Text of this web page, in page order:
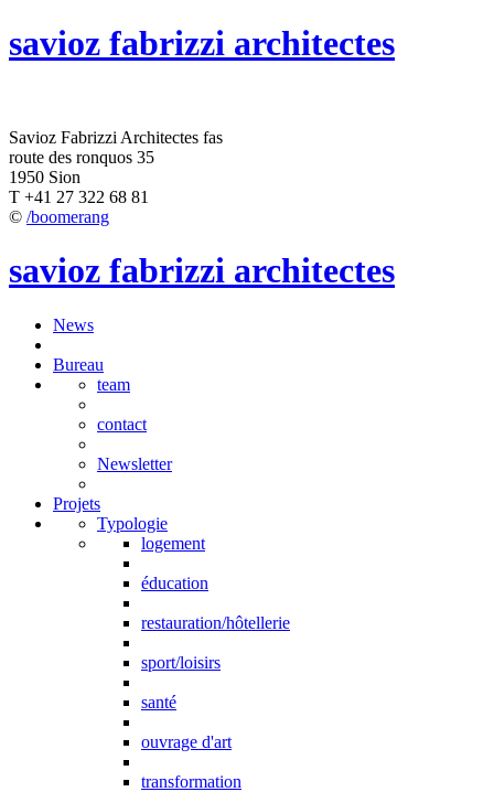
savioz fabrizzi architectes
Savioz Fabrizzi Architectes fas
route des ronquos 35
1950 Sion
T +41 27 322 68 81
© /boomerang
savioz fabrizzi architectes
News
Bureau
team
contact
Newsletter
Projets
Typologie
logement
éducation
restauration/hôtellerie
sport/loisirs
santé
ouvrage d'art
transformation